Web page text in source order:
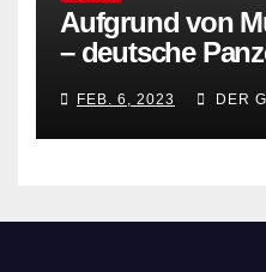
Aufgrund von
– deutsche
FEB. 6, 2023 DER